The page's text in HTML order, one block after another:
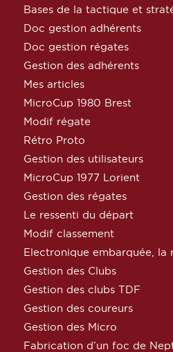
Bases de la tactique et
Doc gestion adhérents
Doc gestion régates
Gestion des adhérents
Mes articles
MicroCup 1980 Brest
Modif régate
Rétro Proto
Gestion des utilisateurs
MicroCup 1977 Lorient
Gestion des régates
Le ressenti du départ
Modif classement
Electronique embarquée, la
Gestion des Clubs
Gestion des clubs TDF
Gestion des coureurs
Gestion des Micro
Fabrication d’un foc de